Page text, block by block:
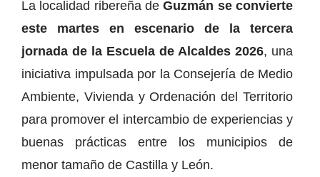
La localidad ribereña deGuzmán se convierte
este martes en escenario de la tercera
jornada de la Escuela de Alcaldes 2026, una
iniciativa impulsada por la Consejería de Medio
Ambiente, Vivienda y Ordenación del Territorio
para promover el intercambio de experiencias y
buenas prácticas entre los municipios de
menor tamaño de Castilla y León.